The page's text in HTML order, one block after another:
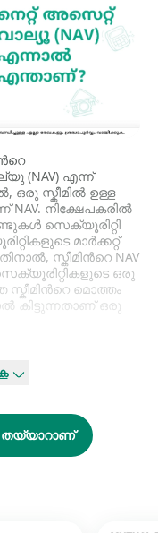
(NAV) എന്ന്
ഒരു സ്കീമില്‍ ഉള്ള
നിക്ഷേപകരില്‍
സെക്യൂരിറ്റി
മാര്‍ക്കറ്റ്
സ്കീമിന്‍റെ NAV
ഒരു
മൊത്തം
കിട്ടുന്നതാണ് ഒരു
ശേഷം SEBI
തയ്യാറാണ്